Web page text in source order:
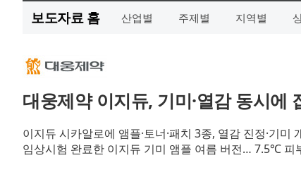
보도자료 홈 산업별 주제별 지역별
대웅제약 이지듀, 기미·열감 동시에
이지듀 시카알로에 앰플·토너·패치 3종, 열감 진정·기
임상시험 완료한 이지듀 기미 앰플 여름 버전… 7.5℃ 피